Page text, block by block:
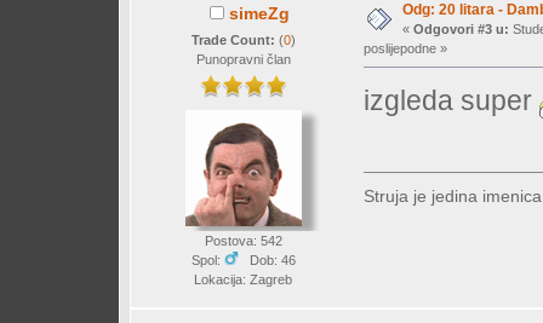
simeZg
Trade Count: (0)
Punopravni član
Postova: 542
Spol:
Dob: 46
Lokacija: Zagreb
Odg: 20 litara -
« Odgovori #3 u:
poslijepodne »
izgleda super
Struja je jedina